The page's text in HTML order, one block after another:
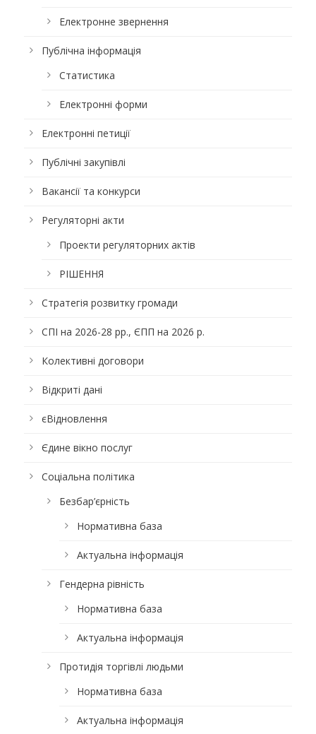
Електронне звернення
Публічна інформація
Статистика
Електронні форми
Електронні петиції
Публічні закупівлі
Вакансії та конкурси
Регуляторні акти
Проекти регуляторних актів
РІШЕННЯ
Стратегія розвитку громади
СПІ на 2026-28 рр., ЄПП на 2026 р.
Колективні договори
Відкриті дані
єВідновлення
Єдине вікно послуг
Соціальна політика
Безбар’єрність
Нормативна база
Актуальна інформація
Гендерна рівність
Нормативна база
Актуальна інформація
Протидія торгівлі людьми
Нормативна база
Актуальна інформація